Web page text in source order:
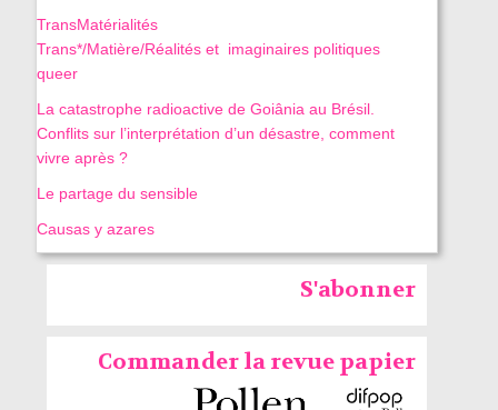
TransMatérialités
Trans*/Matière/Réalités et imaginaires politiques
queer
La catastrophe radioactive de Goiânia au Brésil.
Conflits sur l’interprétation d’un désastre, comment
vivre après ?
Le partage du sensible
Causas y azares
S'abonner
Commander la revue papier